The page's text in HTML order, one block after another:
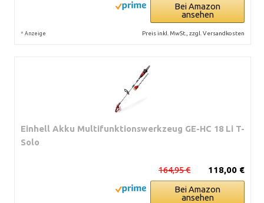
Bei Amazon
ansehen
* Anzeige Preis inkl. MwSt., zzgl. Versandkosten
Einhell Akku Multifunktionswerkzeug GE-HC 18 Li T-
Solo
118,00 €
164,95 €
Bei Amazon
ansehen